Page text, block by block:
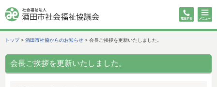
トップ> 酒田市社協からのお知らせ > 会長ご挨拶を更新いたしました。
会長ご挨拶を更新いたしました。